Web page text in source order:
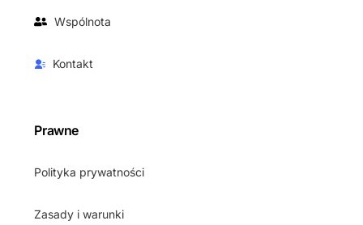
Wspólnota
Kontakt
Prawne
Polityka prywatności
Zasady i warunki